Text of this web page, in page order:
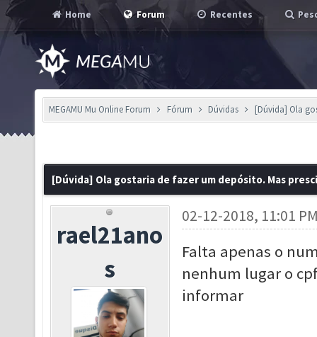
Home Forum Recentes
MEGAMU Mu Online Forum Fórum Dúvidas [Dúvida] Ola
[Dúvida] Ola gostaria de fazer um depósito. Mas
rael21ano
s
02-12-2018, 11:01
Falta apenas o
nenhum lugar o
informar